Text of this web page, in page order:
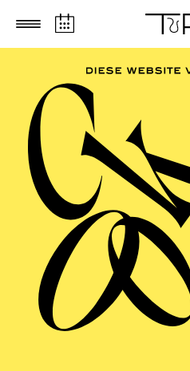
Zum Hauptinhalt springen
PHILHARMONIE ESSEN
Friday
04.09.2026
20:00 - 23:00
Alfried Krupp Saal